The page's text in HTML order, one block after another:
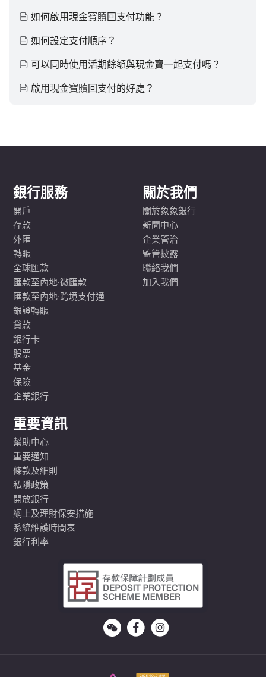
如何啟用現金寶贖回支付功能？
如何設定支付順序？
可以同時使用活期餘額與現金寶一起支付嗎？
啟用現金寶贖回支付的好處？
銀行服務
開戶
存款
外匯
轉賬
全球匯款
匯款至內地·微匯款
匯款至內地·跨境支付通
銀證轉賬
貸款
銀行卡
股票
基金
保險
企業銀行
關於我們
關於象象銀行
新聞中心
企業管治
監管披露
聯絡我們
加入我們
重要資訊
幫助中心
重要通知
條款及細則
私隱政策
開放銀行
網上及理財保安措施
系統維護時間表
銀行利率